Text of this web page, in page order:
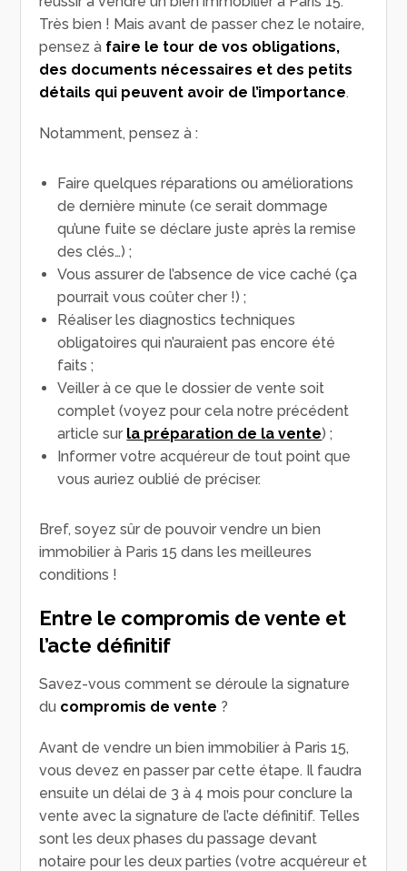
Très bien ! Mais avant de passer chez le notaire,
pensez à faire le tour de vos obligations,
des documents nécessaires et des petits
détails qui peuvent avoir de l’importance.
Notamment, pensez à :
Faire quelques réparations ou améliorations
de dernière minute (ce serait dommage
qu’une fuite se déclare juste après la remise
des clés…) ;
Vous assurer de l’absence de vice caché (ça
pourrait vous coûter cher !) ;
Réaliser les diagnostics techniques
obligatoires qui n’auraient pas encore été
faits ;
Veiller à ce que le dossier de vente soit
complet (voyez pour cela notre précédent
article sur la préparation de la vente) ;
Informer votre acquéreur de tout point que
vous auriez oublié de préciser.
Bref, soyez sûr de pouvoir vendre un bien
immobilier à Paris 15 dans les meilleures
conditions !
Entre le compromis de vente et
l’acte définitif
Savez-vous comment se déroule la signature
du compromis de vente ?
Avant de vendre un bien immobilier à Paris 15,
vous devez en passer par cette étape. Il faudra
ensuite un délai de 3 à 4 mois pour conclure la
vente avec la signature de l’acte définitif. Telles
sont les deux phases du passage devant
notaire pour les deux parties (votre acquéreur et